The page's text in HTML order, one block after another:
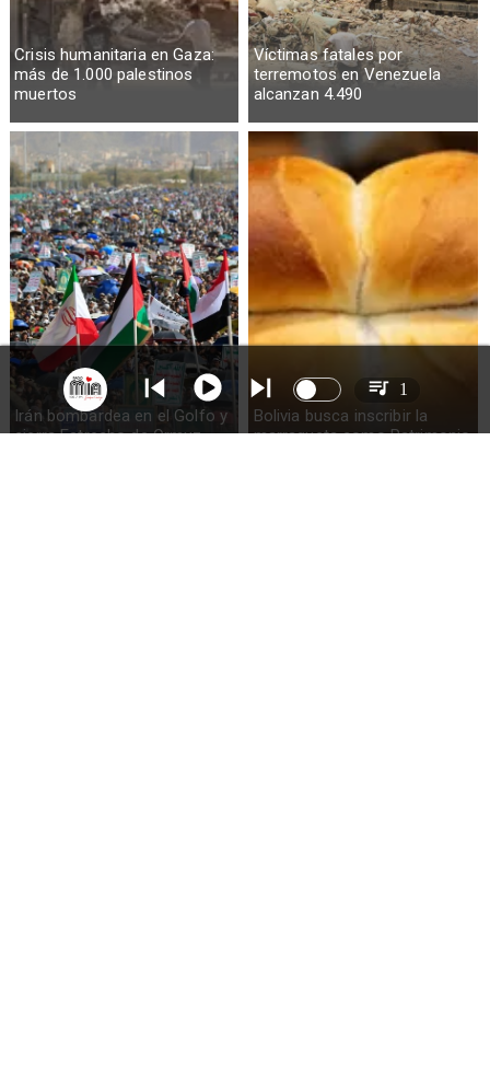
Crisis humanitaria en Gaza:
más de 1.000 palestinos
muertos
Víctimas fatales por
terremotos en Venezuela
alcanzan 4.490
Irán bombardea en el Golfo y
cierra Estrecho de Ormuz
Bolivia busca inscribir la
marraqueta como Patrimonio
1